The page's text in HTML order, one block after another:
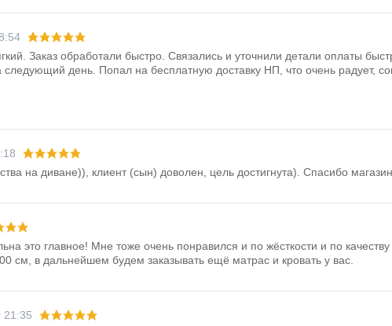
Заказ обработали быстро. Связались и уточнили детали оплаты
день. Попал на бесплатную доставку НП, что очень радует,
на диване)), клиент (сын) доволен, цель достигнута). Спасибо
это главное! Мне тоже очень понравился и по жёсткости и по
см, в дальнейшем будем заказывать ещё матрас и кровать у вас.
21:35